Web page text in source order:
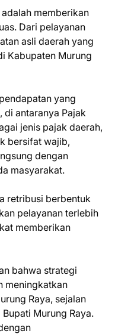
memberikan
Dari pelayanan
asli daerah yang
Kabupaten Murung
yang
di antaranya Pajak
jenis pajak daerah,
bersifat wajib,
dengan
masyarakat.
retribusi berbentuk
pelayanan terlebih
memberikan
bahwa strategi
meningkatkan
Raya, sejalan
Murung Raya.